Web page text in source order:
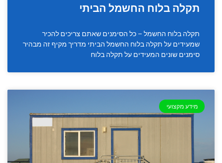
תקלה בלוח החשמל הביתי
תקלה בלוח החשמל – כל הסימנים שאתם צריכים להכיר
שמעידים על תקלה בלוח החשמל הביתי מדריך מקיף זה מבהיר
סימנים שונים המעידים על תקלה בלוח
מידע מקצועי